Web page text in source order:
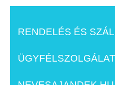
RENDELÉS ÉS
ÜGYFÉLSZOLGÁLAT